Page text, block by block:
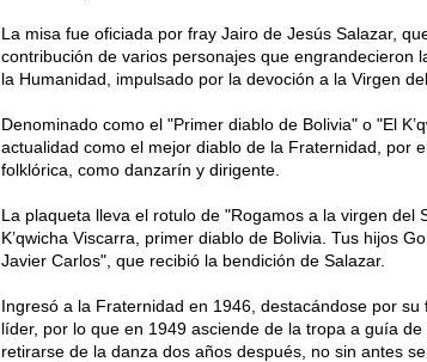
La misa fue oficiada por fray Jairo de Jesús Salazar,
contribución de varios personajes que engrandecieron
la Humanidad, impulsado por la devoción a la Virgen
Denominado como el "Primer diablo de Bolivia" o "El
actualidad como el mejor diablo de la Fraternidad, por
folklórica, como danzarín y dirigente.
La plaqueta lleva el rotulo de "Rogamos a la virgen
K’qwicha Viscarra, primer diablo de Bolivia. Tus hijos
Javier Carlos", que recibió la bendición de Salazar.
Ingresó a la Fraternidad en 1946, destacándose por
líder, por lo que en 1949 asciende de la tropa a guía
retirarse de la danza dos años después, no sin antes